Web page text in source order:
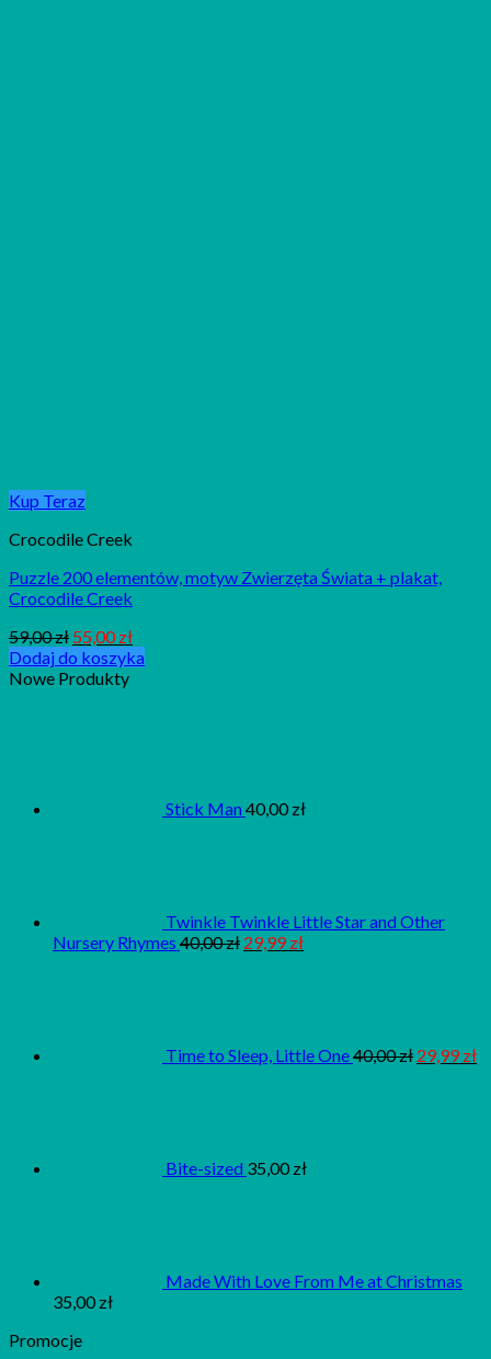
Kup Teraz
Crocodile Creek
Puzzle 200 elementów, motyw Zwierzęta Świata + plakat,
Crocodile Creek
59,00zł 55,00zł
Dodaj do koszyka
Nowe Produkty
Stick Man40,00 zł
Twinkle Twinkle Little Star and Other
Nursery Rhymes 40,00zł 29,99zł
Time to Sleep, Little One40,00zł 29,99zł
Bite-sized 35,00 zł
Made With Love From Me at Christmas
35,00 zł
Promocje